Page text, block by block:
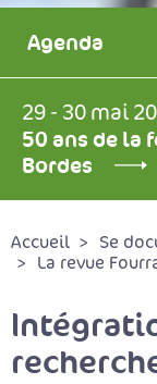
Agenda
29 - 30 mai
50 ans de la
Bordes
Accueil
Se
La revue